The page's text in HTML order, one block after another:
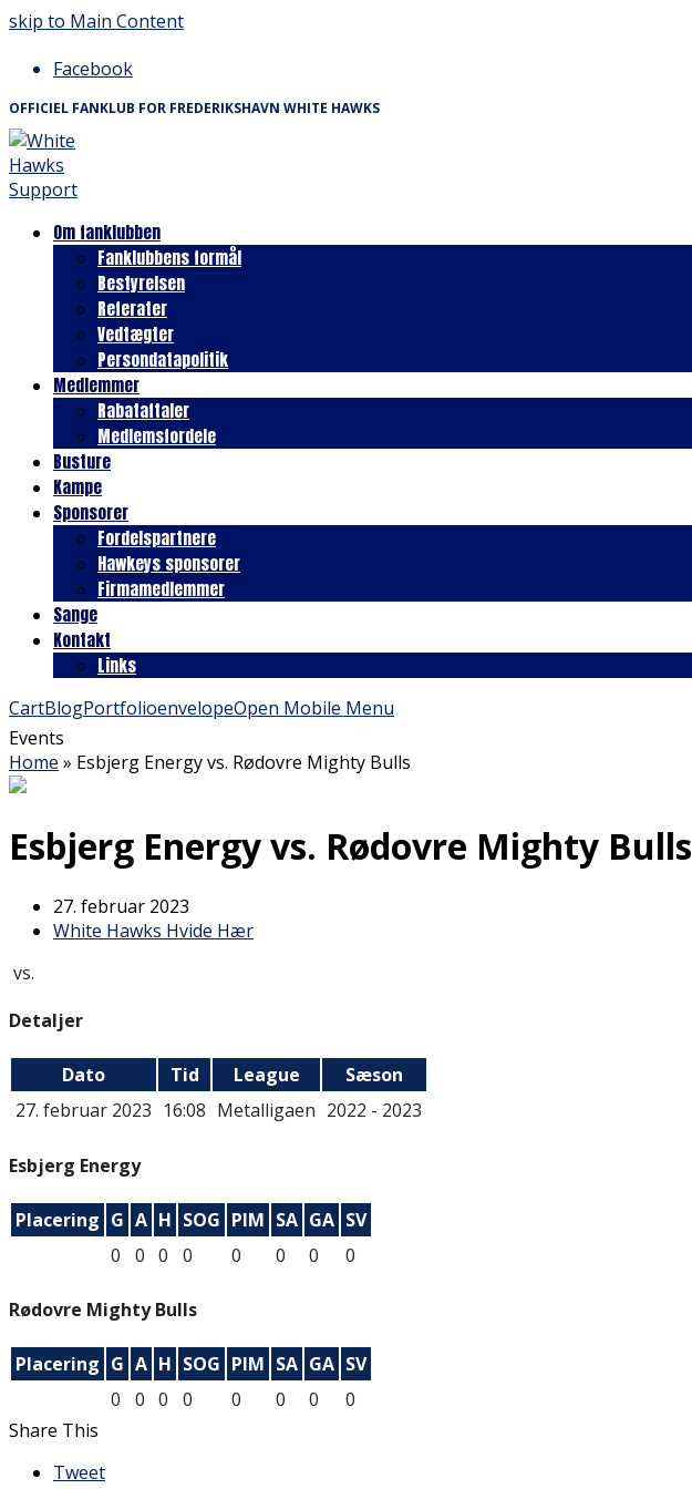
skip to Main Content
Facebook
OFFICIEL FANKLUB FOR FREDERIKSHAVN WHITE HAWKS
Om fanklubben
Fanklubbens formål
Bestyrelsen
Referater
Vedtægter
Persondatapolitik
Medlemmer
Rabataftaler
Medlemsfordele
Busture
Kampe
Sponsorer
Fordelspartnere
Hawkeys sponsorer
Firmamedlemmer
Sange
Kontakt
Links
CartBlogPortfolioenvelopeOpen Mobile Menu
Events
Home » Esbjerg Energy vs. Rødovre Mighty Bulls
Esbjerg Energy vs. Rødovre Mighty Bulls
27. februar 2023
White Hawks Hvide Hær
vs.
Detaljer
Dato Tid League
Sæson
27. februar 2023 16:08 Metalligaen 2022 - 2023
Esbjerg Energy
Placering G A H SOG PIM SA GA SV
0
0 0 0 0 0 0 0
Rødovre Mighty Bulls
Placering G A H SOG PIM SA GA SV
0
0 0 0 0 0 0
0
Share This
Tweet